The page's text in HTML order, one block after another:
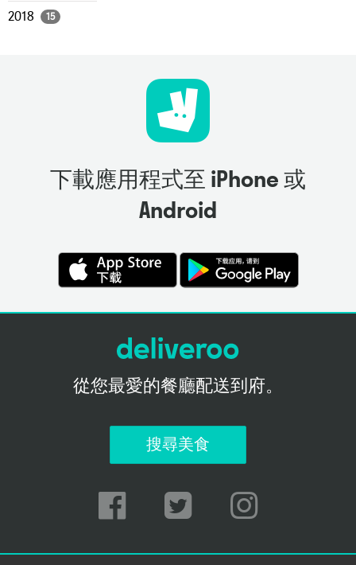
2018 15
下載應用程式至 iPhone 或
Android
從您最愛的餐廳配送到府。
搜尋美食